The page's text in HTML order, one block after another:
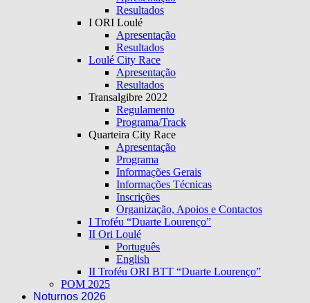
Resultados
I ORI Loulé
Apresentação
Resultados
Loulé City Race
Apresentação
Resultados
Transalgibre 2022
Regulamento
Programa/Track
Quarteira City Race
Apresentação
Programa
Informações Gerais
Informações Técnicas
Inscrições
Organização, Apoios e Contactos
I Troféu “Duarte Lourenço”
II Ori Loulé
Português
English
II Troféu ORI BTT “Duarte Lourenço”
POM 2025
Noturnos 2026